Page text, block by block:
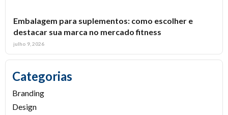
Embalagem para suplementos: como escolher e
destacar sua marca no mercado fitness
julho 9, 2026
Categorias
Branding
Design